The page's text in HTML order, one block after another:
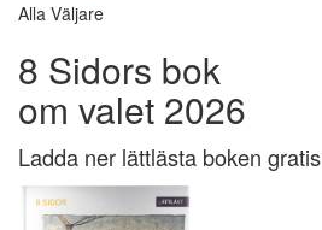
Alla Väljare
8 Sidors bok
om valet 2026
Ladda ner lättlästa boken gratis